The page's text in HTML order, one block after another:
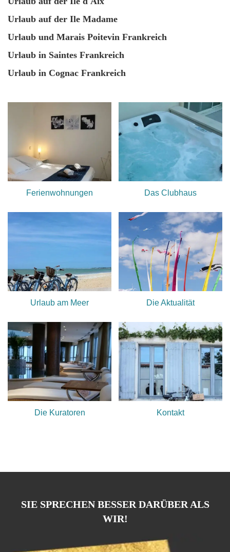
Urlaub auf der Ile Madame
Urlaub und Marais Poitevin Frankreich
Urlaub in Saintes Frankreich
Urlaub in Cognac Frankreich
Ferienwohnungen Das Clubhaus
Urlaub am Meer Die Aktualität
Die Kuratoren Kontakt
SIE SPRECHEN BESSER DARÜBER ALS
WIR!